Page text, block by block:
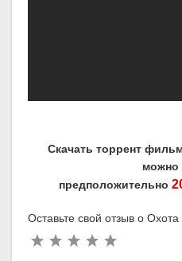
Скачать торрент
можно
предположительно
Оставьте свой отзыв о